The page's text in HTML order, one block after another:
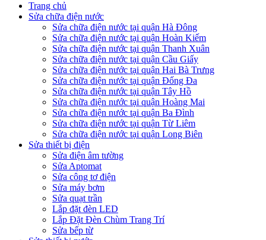
Trang chủ
Sửa chữa điện nước
Sửa chữa điện nước tại quận Hà Đông
Sửa chữa điện nước tại quận Hoàn Kiếm
Sửa chữa điện nước tại quận Thanh Xuân
Sửa chữa điện nước tại quận Cầu Giấy
Sửa chữa điện nước tại quận Hai Bà Trưng
Sửa chữa điện nước tại quận Đống Đa
Sửa chữa điện nước tại quận Tây Hồ
Sửa chữa điện nước tại quận Hoàng Mai
Sửa chữa điện nước tại quận Ba Đình
Sửa chữa điện nước tại quận Từ Liêm
Sửa chữa điện nước tại quận Long Biên
Sửa thiết bị điện
Sửa điện âm tường
Sửa Aptomat
Sửa công tơ điện
Sửa máy bơm
Sửa quạt trần
Lắp đặt đèn LED
Lắp Đặt Đèn Chùm Trang Trí
Sửa bếp từ